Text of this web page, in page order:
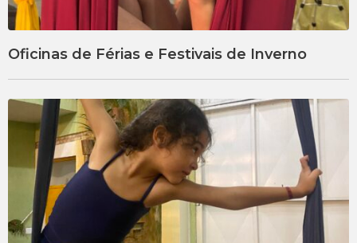
Oficinas de Férias e Festivais de Inverno